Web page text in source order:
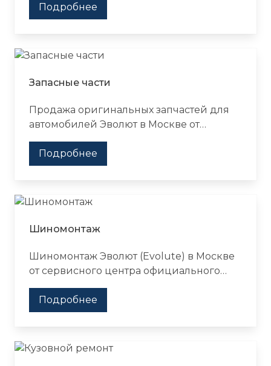
ТО по регламенту производителя,
оригинальные запчасти, гарантия на
техобслуживание и все виды работ.
Подробнее
Запасные части
Продажа оригинальных запчастей для
автомобилей Эволют в Москве от
официального дилера Major Auto.
Каталог автозапчастей и цен на
необходимые детали для вашего
Evolute. Заказ запчастей онлайн.
Подробнее
Шиномонтаж
Шиномонтаж Эволют (Evolute) в Москве
от сервисного центра официального
дилера Major. Услуги по замене и
ремонту шин и дисков, а также прочему
техническому обслуживанию
автомобилей.
Подробнее